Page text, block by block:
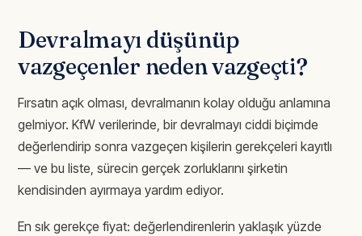
Devralmayı düşünüp
vazgeçenler neden vazgeçti?
Fırsatın açık olması, devralmanın kolay olduğu anlamına
gelmiyor. KfW verilerinde, bir devralmayı ciddi biçimde
değerlendirip sonra vazgeçen kişilerin gerekçeleri kayıtlı
— ve bu liste, sürecin gerçek zorluklarını şirketin
kendisinden ayırmaya yardım ediyor.
En sık gerekçe fiyat: değerlendirenlerin yaklaşık yüzde